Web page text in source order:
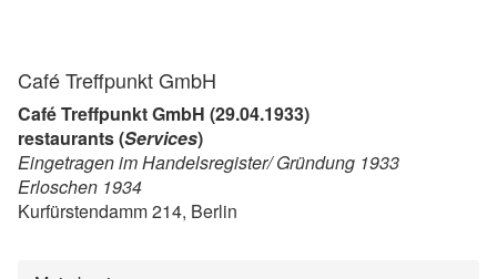
Café Treffpunkt GmbH
Café Treffpunkt GmbH (29.04.1933)
restaurants (Services)
Eingetragen im Handelsregister/ Gründung 1933
Erloschen 1934
Kurfürstendamm 214, Berlin